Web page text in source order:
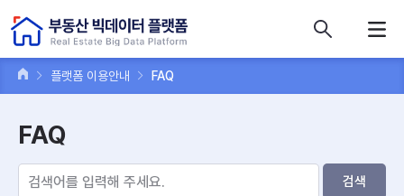
플랫폼 이용안내 FAQ
FAQ
검색